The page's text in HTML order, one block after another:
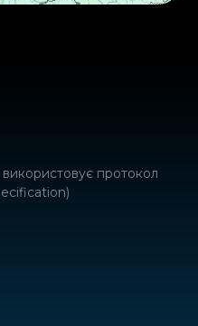
протокол